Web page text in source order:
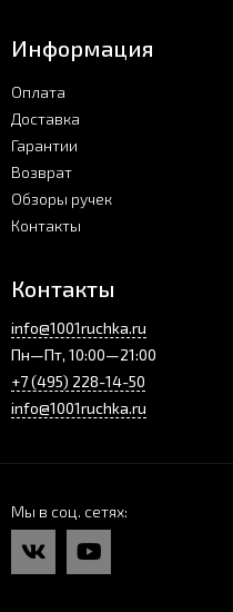
Информация
Оплата
Доставка
Гарантии
Возврат
Обзоры ручек
Контакты
Контакты
info@1001ruchka.ru
Пн—Пт, 10:00—21:00
+7 (495) 228-14-50
info@1001ruchka.ru
Мы в соц. сетях